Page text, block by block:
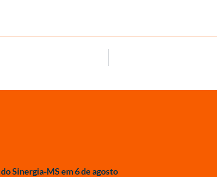
Sinergia-MS em 6 de agosto